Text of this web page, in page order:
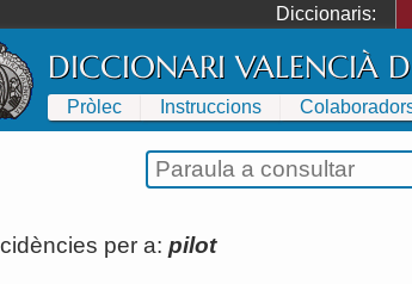
Diccionaris:
DICCIONARI VALENCIÀ
Pròlec Instruccions
per a: pilot